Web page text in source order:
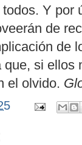
Y por
de
de
si ellos
el olvido.